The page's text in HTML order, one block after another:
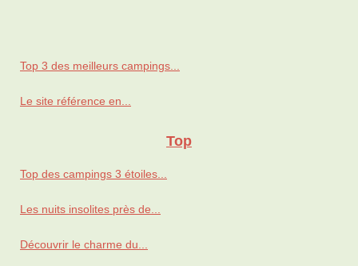
Top 3 des meilleurs campings...
Le site référence en...
Top
Top des campings 3 étoiles...
Les nuits insolites près de...
Découvrir le charme du...